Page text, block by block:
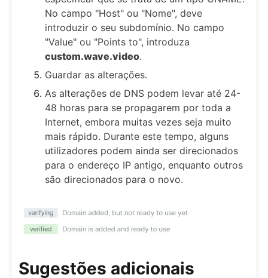
No campo "Host" ou "Nome", deve
introduzir o seu subdomínio. No campo
"Value" ou "Points to", introduza
custom.wave.video.
Guardar as alterações.
As alterações de DNS podem levar até 24-
48 horas para se propagarem por toda a
Internet, embora muitas vezes seja muito
mais rápido. Durante este tempo, alguns
utilizadores podem ainda ser direcionados
para o endereço IP antigo, enquanto outros
são direcionados para o novo.
Sugestões adicionais